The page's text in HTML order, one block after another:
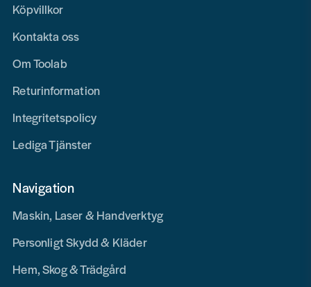
Köpvillkor
Kontakta oss
Om Toolab
Returinformation
Integritetspolicy
Lediga Tjänster
Navigation
Maskin, Laser & Handverktyg
Personligt Skydd & Kläder
Hem, Skog & Trädgård